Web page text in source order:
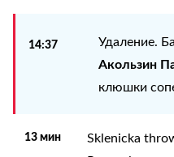
14:37 Удаление.
Акользин
клюшки
13 мин
Sklenicka